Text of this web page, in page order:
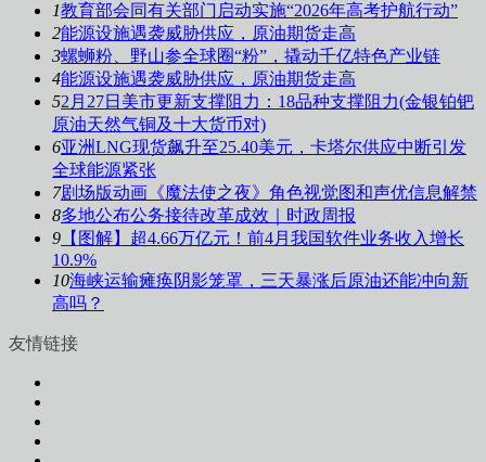
1教育部会同有关部门启动实施“2026年高考护航行动”
2能源设施遇袭威胁供应，原油期货走高
3螺蛳粉、野山参全球圈“粉”，撬动千亿特色产业链
4能源设施遇袭威胁供应，原油期货走高
52月27日美市更新支撑阻力：18品种支撑阻力(金银铂钯
原油天然气铜及十大货币对)
6亚洲LNG现货飙升至25.40美元，卡塔尔供应中断引发
全球能源紧张
7剧场版动画《魔法使之夜》角色视觉图和声优信息解禁
8多地公布公务接待改革成效｜时政周报
9 【图解】超4.66万亿元！前4月我国软件业务收入增长
10.9%
10海峡运输瘫痪阴影笼罩，三天暴涨后原油还能冲向新
高吗？
友情链接